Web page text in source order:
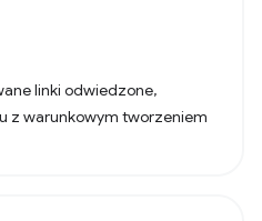
linki odwiedzone,
z warunkowym tworzeniem